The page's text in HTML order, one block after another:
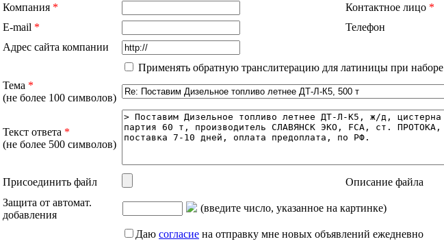
Компания * Контактное лицо *
E-mail *
Телефон
Адрес сайта компании
Применять обратную транслитерацию для латиницы при наборе
Тема *
(не более 100 символов)
Текст ответа *
(не более 500 символов)
Присоединить файл
Описание файла
Защита от автомат.
добавления
(введите число, указанное на картинке)
Даю согласие на отправку мне новых объявлений ежедневно